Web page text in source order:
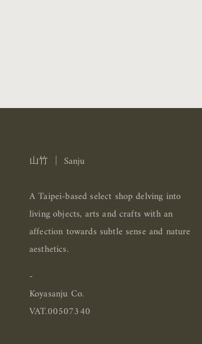
山竹 ｜ Sanju
A Taipei-based select shop delving into
living objects, arts and crafts with an
affection towards subtle sense and nature
aesthetics.
-
Koyasanju Co.
VAT.00507340